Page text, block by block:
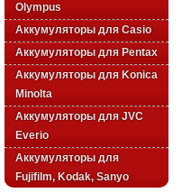
Olympus
Аккумуляторы для Casio
Аккумуляторы для Pentax
Аккумуляторы для Konica
Minolta
Аккумуляторы для JVC
Everio
Аккумуляторы для
Fujifilm, Kodak, Sanyo